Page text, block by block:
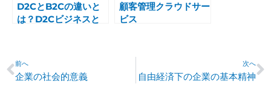
D2CとB2Cの違いと
は？D2Cビジネスと
顧客管理クラウドサー
ビス
Prev
前へ
企業の社会的意義
次へ
自由経済下の企業の基本精神